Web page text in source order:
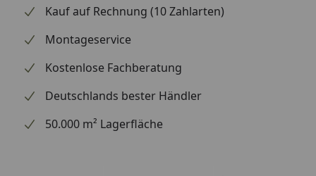
Kauf auf Rechnung (10 Zahlarten)
Montageservice
Kostenlose Fachberatung
Deutschlands bester Händler
50.000 m² Lagerfläche